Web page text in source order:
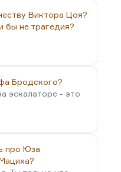
Виктора Цоя?
бы не трагедия?
Бродского?
эскалаторе - это
про Юза